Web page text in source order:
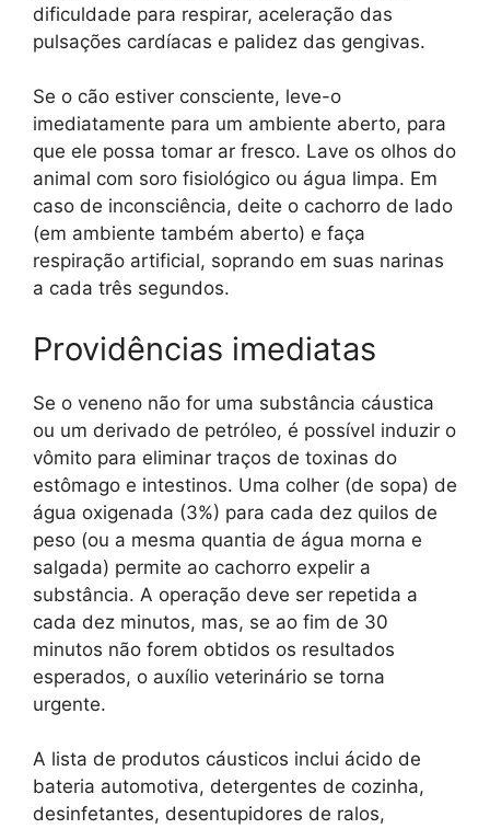
dificuldade para respirar, aceleração das
pulsações cardíacas e palidez das gengivas.
Se o cão estiver consciente, leve-o
imediatamente para um ambiente aberto, para
que ele possa tomar ar fresco. Lave os olhos do
animal com soro fisiológico ou água limpa. Em
caso de inconsciência, deite o cachorro de lado
(em ambiente também aberto) e faça
respiração artificial, soprando em suas narinas
a cada três segundos.
Providências imediatas
Se o veneno não for uma substância cáustica
ou um derivado de petróleo, é possível induzir o
vômito para eliminar traços de toxinas do
estômago e intestinos. Uma colher (de sopa) de
água oxigenada (3%) para cada dez quilos de
peso (ou a mesma quantia de água morna e
salgada) permite ao cachorro expelir a
substância. A operação deve ser repetida a
cada dez minutos, mas, se ao fim de 30
minutos não forem obtidos os resultados
esperados, o auxílio veterinário se torna
urgente.
A lista de produtos cáusticos inclui ácido de
bateria automotiva, detergentes de cozinha,
desinfetantes, desentupidores de ralos,